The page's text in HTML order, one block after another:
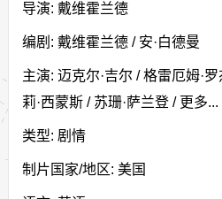
导演: 戴维霍兰德
编剧: 戴维霍兰德 / 安·白德曼
主演: 迈克尔·吉尔 / 格雷厄姆·
莉·西蒙斯 / 苏珊·萨兰登 / 更多...
类型: 剧情
制片国家/地区: 美国